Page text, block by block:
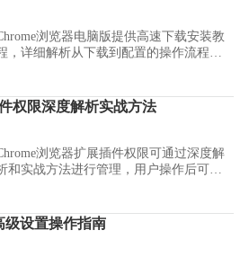
浏览器电脑版提供高速下载安装教
，详细解析从下载到配置的操作流程，
权限深度解析实战方法
浏览器扩展插件权限可通过深度解
和实战方法进行管理，用户操作后可合
级设置操作指南